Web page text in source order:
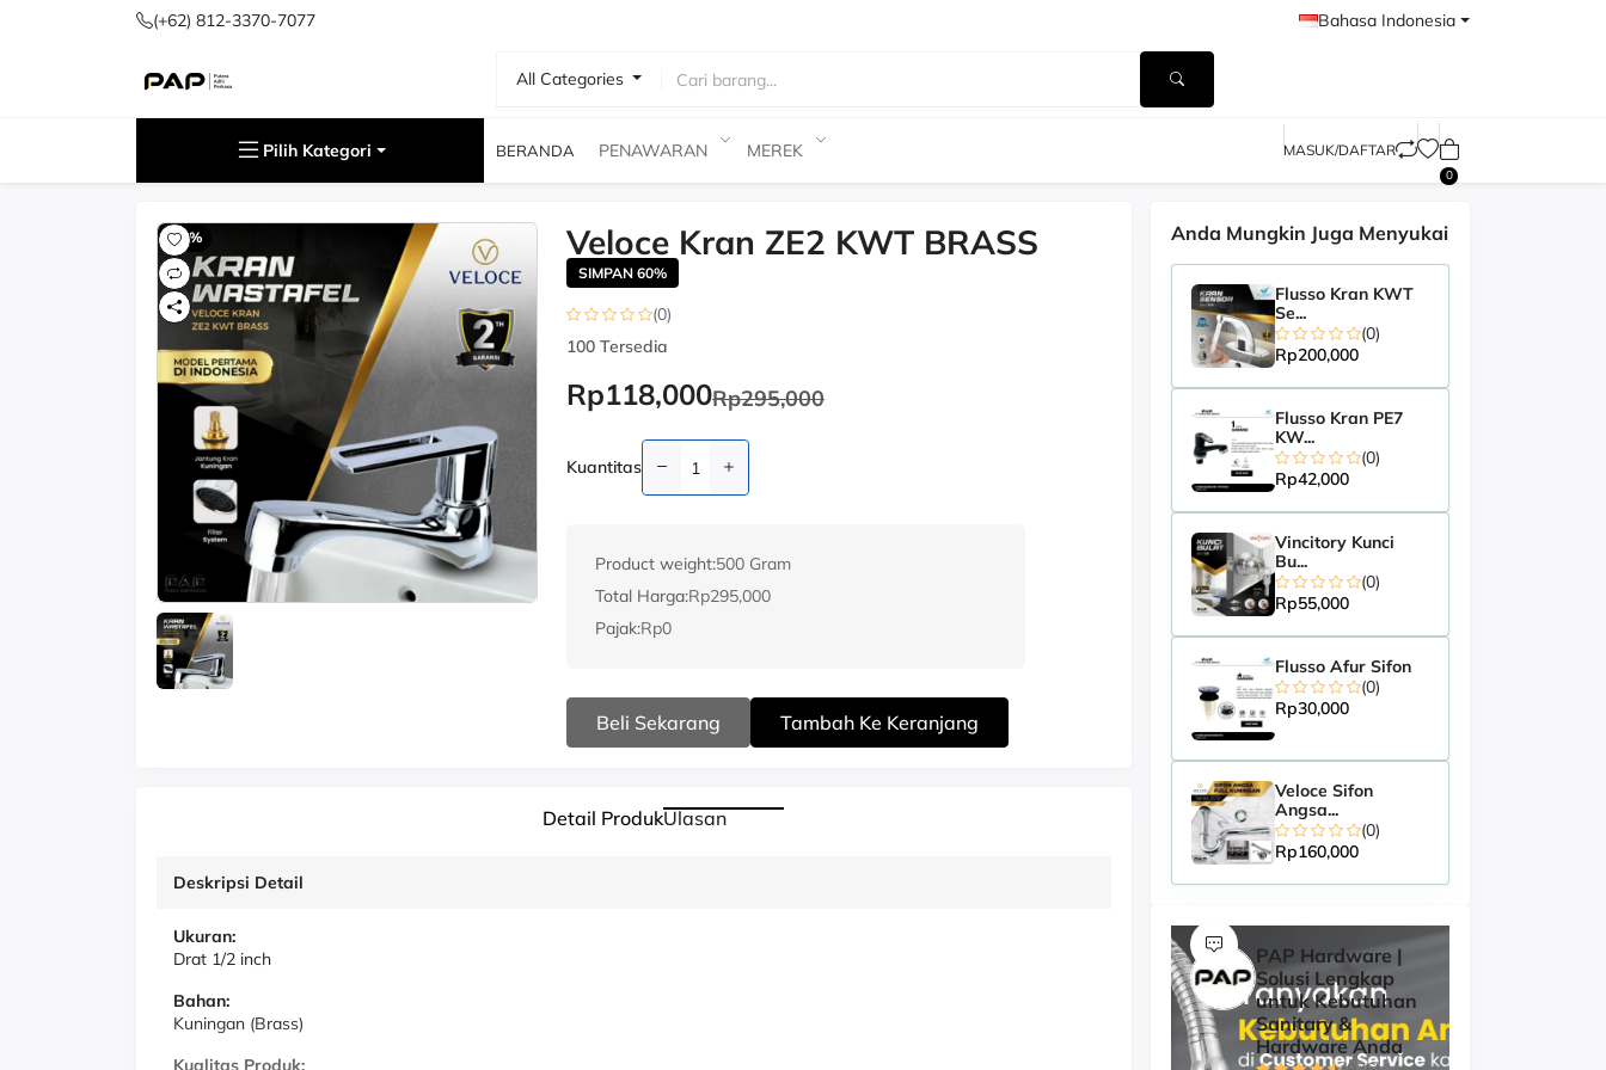
(+62) 812-3370-7077 Bahasa Indonesia
All Categories
Cari Barang
Pilih Kategori BERANDA PENAWARAN MEREK MASUK/DAFTAR
0
-60% Veloce Kran ZE2 KWT BRASS
SIMPAN 60%
(0)
100Tersedia
Rp118,000Rp295,000
Kuantitas
Product weight:500 Gram
Total Harga:Rp295,000
Pajak:Rp0
Beli Sekarang Tambah Ke Keranjang
Detail ProdukUlasan
Deskripsi Detail
Ukuran:
Drat 1/2 inch
Bahan:
Kuningan (Brass)
Kualitas Produk:
Anda Mungkin Juga Menyukai
Flusso Kran KWT
Se...
(0)
Rp200,000
Flusso Kran PE7
KW...
(0)
Rp42,000
Vincitory Kunci
Bu...
(0)
Rp55,000
Flusso Afur Sifon
(0)
Rp30,000
Veloce Sifon
Angsa...
(0)
Rp160,000
PAP Hardware |
Solusi Lengkap
untuk Kebutuhan
Sanitary &
Hardware Anda